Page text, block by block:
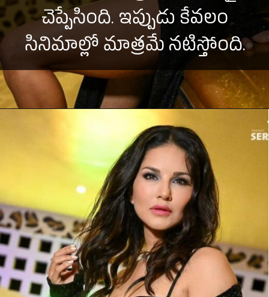
చెప్పేసింది. ఇప్పుడు కేవలం
సినిమాల్లో మాత్రమే నటిస్తోంది.